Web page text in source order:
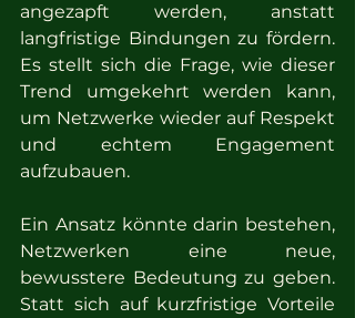
angezapft werden, anstatt
langfristige Bindungen zu fördern.
Es stellt sich die Frage, wie dieser
Trend umgekehrt werden kann,
um Netzwerke wieder auf Respekt
und echtem Engagement
aufzubauen.
Ein Ansatz könnte darin bestehen,
Netzwerken eine neue,
bewusstere Bedeutung zu geben.
Statt sich auf kurzfristige Vorteile